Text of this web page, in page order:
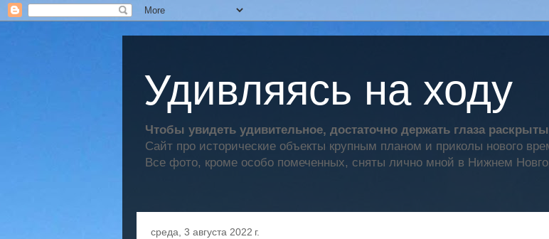
Удивляясь на ходу
Чтобы увидеть удивительное, достаточно держать глаза
Сайт про исторические объекты крупным планом и приколы нового
Все фото, кроме особо помеченных, сняты лично мной в Нижнем
среда, 3 августа 2022 г.